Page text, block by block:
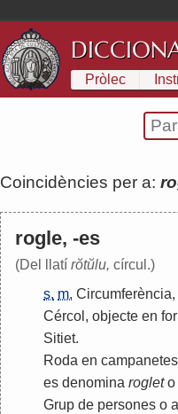
Pròlec
Coincidències per a:
rogle, -es
(Del llatí rŏtŭlu, círcul.)
s. m. Circumferència,
Cércol , objecte en
Sitiet.
Roda en campanetes
es denomina roglet o
Grup de persones o